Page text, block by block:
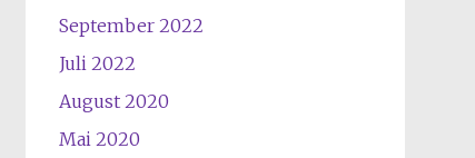
September 2022
Juli 2022
August 2020
Mai 2020